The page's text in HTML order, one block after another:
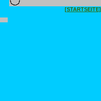
[STARTSEITE]